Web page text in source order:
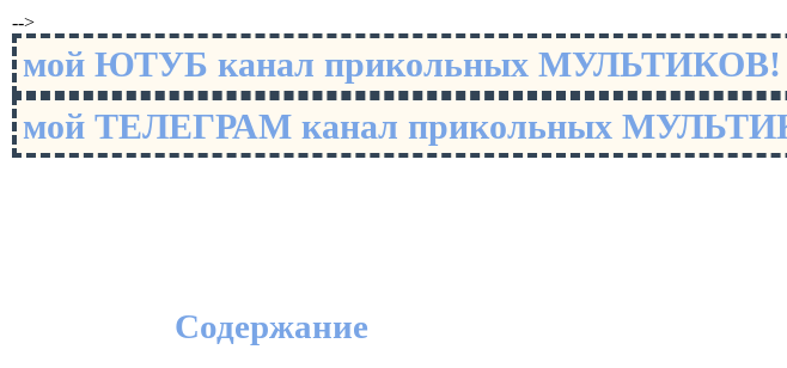
-->
мой ЮТУБ канал прикольных МУЛЬТИКОВ!
мой ТЕЛЕГРАМ канал прикольных
Содержание